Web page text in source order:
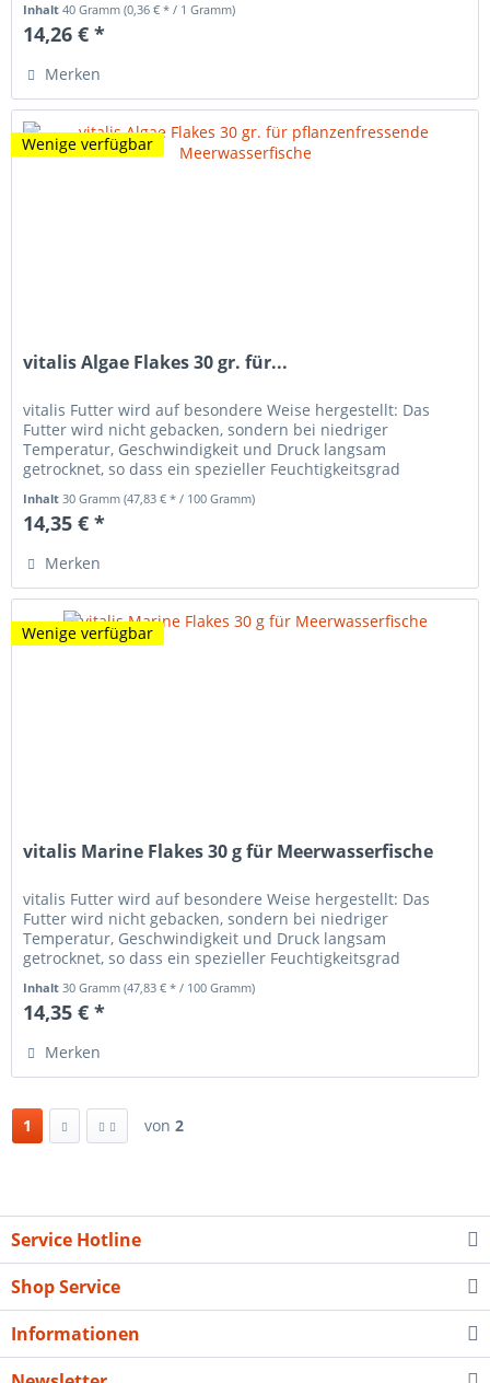
Inhalt40 Gramm(0,36 € * / 1 Gramm)
14,26 € *
Merken
Wenige verfügbar
vitalis Algae Flakes 30 gr. für...
vitalis Futter wird auf besondere Weise hergestellt: Das
Futter wird nicht gebacken, sondern bei niedriger
Temperatur, Geschwindigkeit und Druck langsam
getrocknet, so dass ein spezieller Feuchtigkeitsgrad
Inhalt30 Gramm(47,83 € * / 100 Gramm)
14,35 € *
Merken
Wenige verfügbar
vitalis Marine Flakes 30 g für Meerwasserfische
vitalis Futter wird auf besondere Weise hergestellt: Das
Futter wird nicht gebacken, sondern bei niedriger
Temperatur, Geschwindigkeit und Druck langsam
getrocknet, so dass ein spezieller Feuchtigkeitsgrad
Inhalt 30 Gramm(47,83 € * / 100 Gramm)
14,35 € *
Merken
1 von 2
Service Hotline
Shop Service
Informationen